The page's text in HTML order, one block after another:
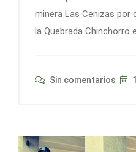
minera Las Cenizas por
la Quebrada Chinchorro
Sin comentarios